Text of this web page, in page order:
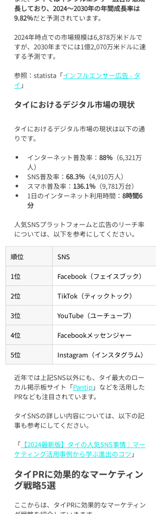
長しており、2024～2030年の年間成長率は
9.82％だと予測されています。
2024年時点での市場規模は6,878万米ドルで
すが、2030年までには1億2,070万米ドルに達
する予測です。
参照：statista「インフルエンサー広告 - タ
イ 」
タイにおけるデジタル市場の現状
タイにおけるデジタル市場の現状は以下の通
りです。
インターネット普及率： 88％ （6,321万
人）
SNS普及率： 68.3％ （4,910万人）
スマホ普及率： 136.1％ （9,781万台）
1日のインターネット利用時間： 8時間6
分
人気SNSプラットフォームと広告のリーチ率
については、以下を参考にしてください。
順位 SNS
1位 Facebook（フェイスブック）
2位 TikTok（ティックトック）
3位 YouTube（ユーチューブ）
4位 Facebookメッセンジャー
5位 Instagram（インスタグラム）
近年では上記SNS以外にも、タイ最大のロー
カル掲示板サイト「Pantip」などを活用した
PRなども注目されています。
タイSNSの詳しい内容については、以下の記
事も参考にしてください。
「 【2024最新版】タイの人気SNS事情｜マー
ケティング活用事例から学ぶ進出のコツ 」
タイPRに効果的なマーケティン
グ戦略5選
ここからは、タイPRに効果的なマーケティン